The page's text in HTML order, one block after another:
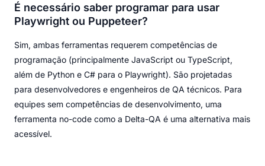
É necessário saber programar para usar
Playwright ou Puppeteer?
Sim, ambas ferramentas requerem competências de
programação (principalmente JavaScript ou TypeScript,
além de Python e C# para o Playwright). São projetadas
para desenvolvedores e engenheiros de QA técnicos. Para
equipes sem competências de desenvolvimento, uma
ferramenta no-code como a Delta-QA é uma alternativa mais
acessível.